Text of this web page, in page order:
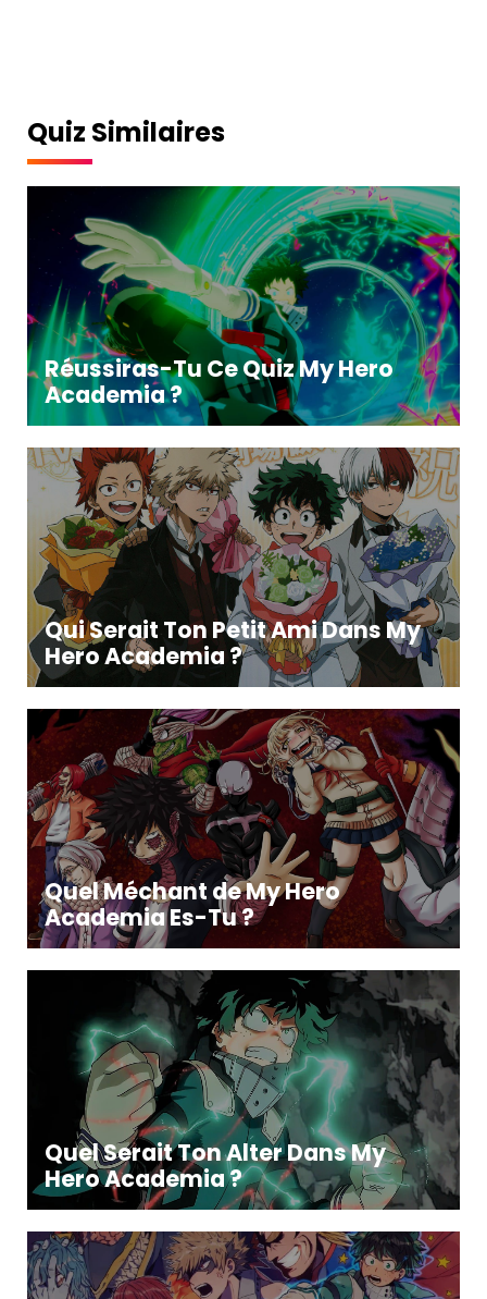
Quiz Similaires
Réussiras-Tu Ce Quiz My Hero
Academia ?
Qui Serait Ton Petit Ami Dans My
Hero Academia ?
Quel Méchant de My Hero
Academia Es-Tu ?
Quel Serait Ton Alter Dans My
Hero Academia ?